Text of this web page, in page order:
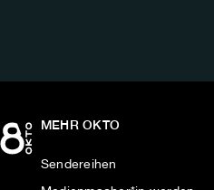
MEHR OKTO
Sendereihen